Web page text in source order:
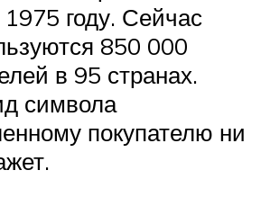
1975 году. Сейчас
850 000
в 95 странах.
символа
покупателю ни